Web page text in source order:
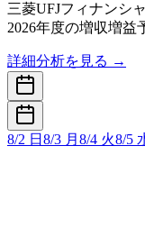
三菱UFJフィナンシ
2026年度の増収増益
詳細分析を見る →
8/2 日 8/3 月 8/4 火8/5